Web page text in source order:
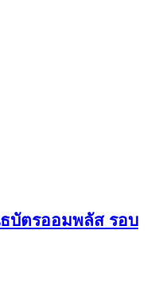
บัตรออมพลัส รอบ